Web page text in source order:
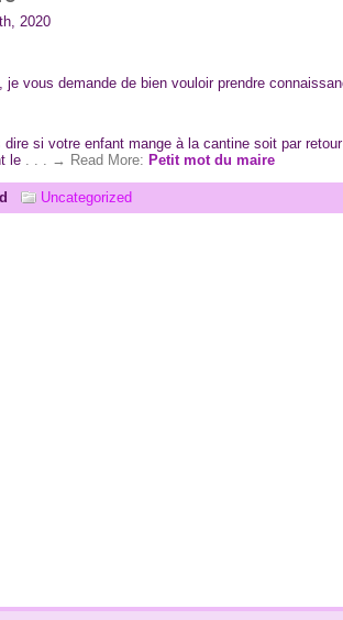
2020
je vous demande de bien vouloir prendre
dire si votre enfant mange à la cantine soit par
le . . . → Read More: Petit mot du maire
Uncategorized